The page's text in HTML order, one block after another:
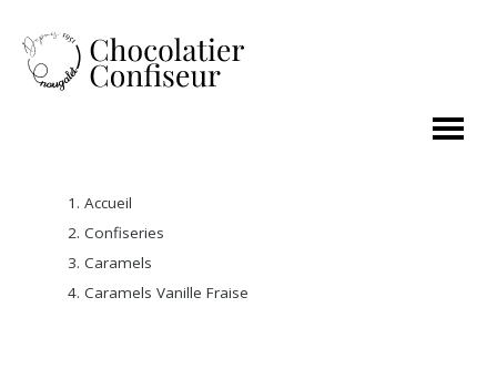
Accueil
Confiseries
Caramels
Caramels Vanille Fraise